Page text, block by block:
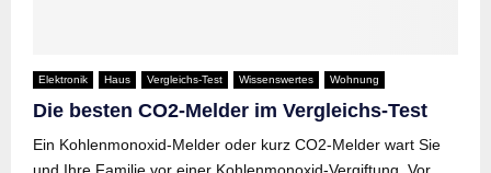
Elektronik Haus Vergleichs-Test Wissenswertes Wohnung
Die besten CO2-Melder im Vergleichs-Test
Ein Kohlenmonoxid-Melder oder kurz CO2-Melder wart Sie
und Ihre Familie vor einer Kohlenmonoxid-Vergiftung. Vor